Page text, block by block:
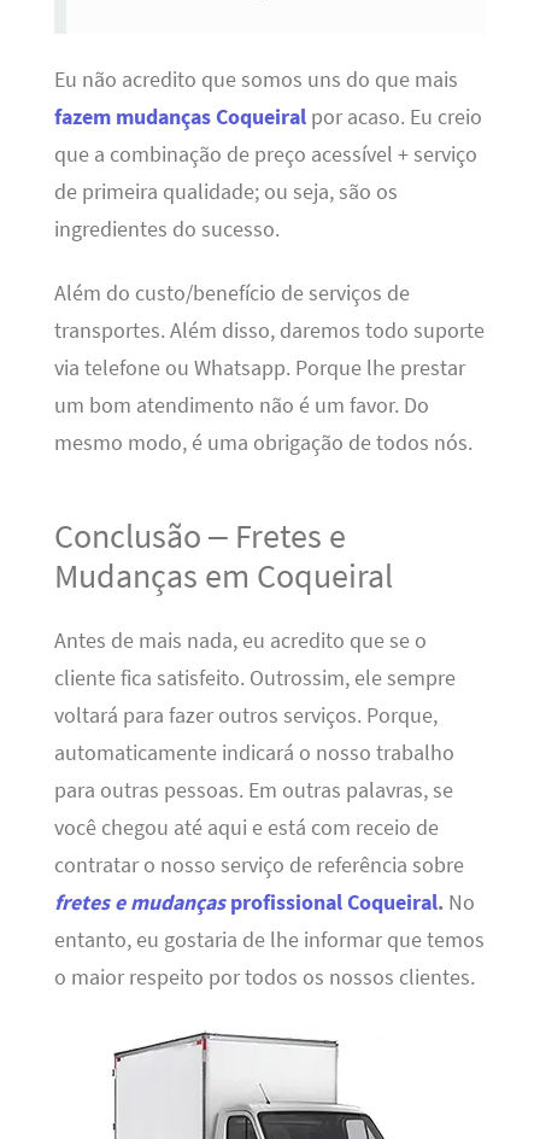
Eu não acredito que somos uns do que mais
fazem mudanças Coqueiralpor acaso. Eu creio
que a combinação de preço acessível + serviço
de primeira qualidade; ou seja, são os
ingredientes do sucesso.
Além do custo/benefício de serviços de
transportes. Além disso, daremos todo suporte
via telefone ou Whatsapp. Porque lhe prestar
um bom atendimento não é um favor. Do
mesmo modo, é uma obrigação de todos nós.
Conclusão – Fretes e
Mudanças em Coqueiral
Antes de mais nada, eu acredito que se o
cliente fica satisfeito. Outrossim, ele sempre
voltará para fazer outros serviços. Porque,
automaticamente indicará o nosso trabalho
para outras pessoas. Em outras palavras, se
você chegou até aqui e está com receio de
contratar o nosso serviço de referência sobre
fretes e mudançasprofissional Coqueiral.No
entanto, eu gostaria de lhe informar que temos
o maior respeito por todos os nossos clientes.